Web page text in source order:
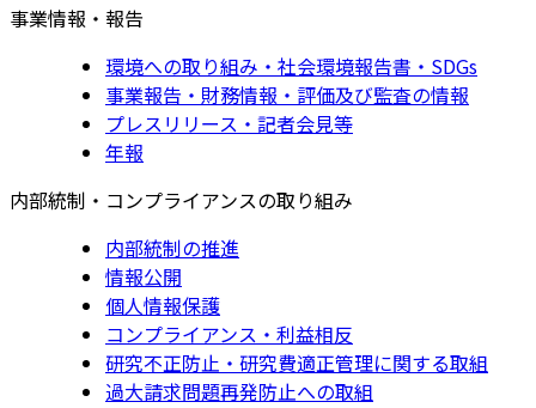
事業情報・報告
環境への取り組み・社会環境報告書・SDGs
事業報告・財務情報・評価及び監査の情報
プレスリリース・記者会見等
年報
内部統制・コンプライアンスの取り組み
内部統制の推進
情報公開
個人情報保護
コンプライアンス・利益相反
研究不正防止・研究費適正管理に関する取組
過大請求問題再発防止への取組